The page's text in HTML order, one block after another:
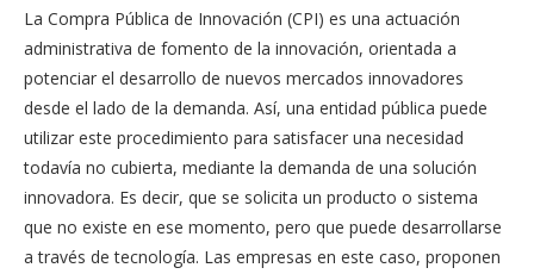
La Compra Pública de Innovación (CPI) es una actuación
administrativa de fomento de la innovación, orientada a
potenciar el desarrollo de nuevos mercados innovadores
desde el lado de la demanda. Así, una entidad pública puede
utilizar este procedimiento para satisfacer una necesidad
todavía no cubierta, mediante la demanda de una solución
innovadora. Es decir, que se solicita un producto o sistema
que no existe en ese momento, pero que puede desarrollarse
a través de tecnología. Las empresas en este caso, proponen